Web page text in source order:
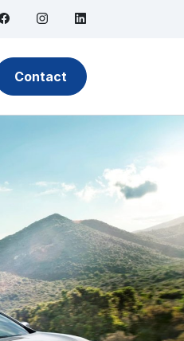
Contact
FacebookInstagram